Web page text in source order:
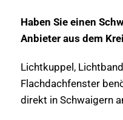
Haben Sie einen
Anbieter aus dem
Lichtkuppel,
Flachdachfenster
direkt in Schwaigern